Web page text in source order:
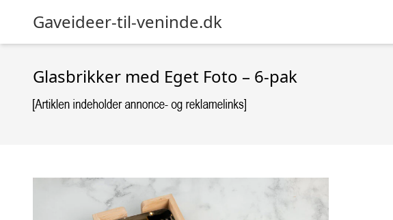
Gaveideer-til-veninde.dk
Glasbrikker med Eget Foto – 6-pak